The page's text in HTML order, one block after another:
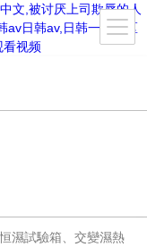
文,被讨厌上司欺辱的人
av日韩av,日韩一区二区
看视频
濕試驗箱、交變濕熱